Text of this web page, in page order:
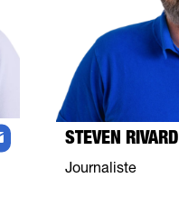
STEVEN RIVARD
Journaliste